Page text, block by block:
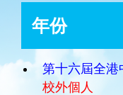
年份
第十六屆全港
校外個人